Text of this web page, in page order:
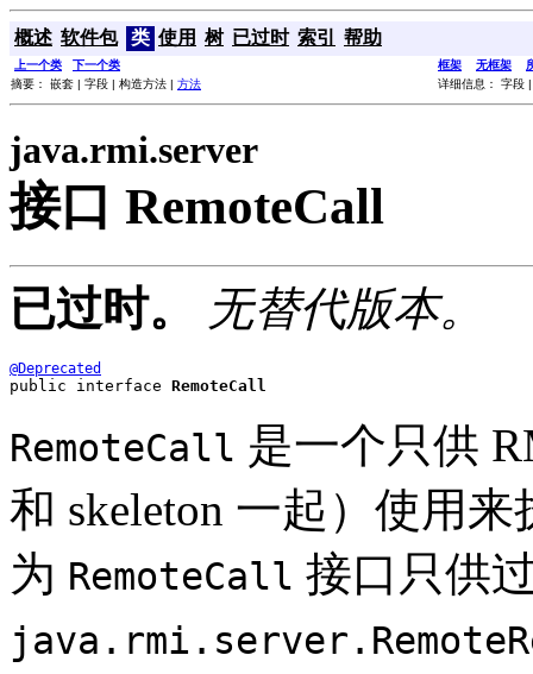
概述 软件包 类 使用 树 已过时 索引 帮助
上一个类 下一个类 框架 无框架
摘要： 嵌套 | 字段 | 构造方法 | 方法 详细信息： 字段
java.rmi.server
接口 RemoteCall
已过时。 无替代版本。
@Deprecated
public interface RemoteCall
RemoteCall 是一个只供
和 skeleton 一起）使用
为 RemoteCall 接口只供